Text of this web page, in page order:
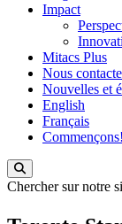
Impact
Mitacs Plus
Nous
Nouvelles et
English
Français
Commençons!
Chercher sur notre